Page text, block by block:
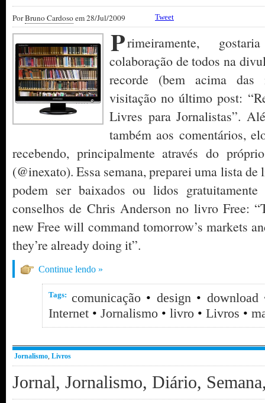
PorBruno Cardosoem 28/Jul/2009 Tweet
Primeiramente,
colaboração de todos na
recorde (bem acima das
visitação no último post:
Livres para Jornalistas”.
também aos comentários,
recebendo, principalmente através do
(@inexato). Essa semana, preparei uma lista
podem ser baixados ou lidos
conselhos de Chris Anderson no livro Free:
new Free will command tomorrow’s markets
they’re already doing it”.
Continue lendo »
Tags: comunicação • design• download
Internet • Jornalismo • livro • Livros •
Jornalismo, Livros
Jornal, Jornalismo, Diário,